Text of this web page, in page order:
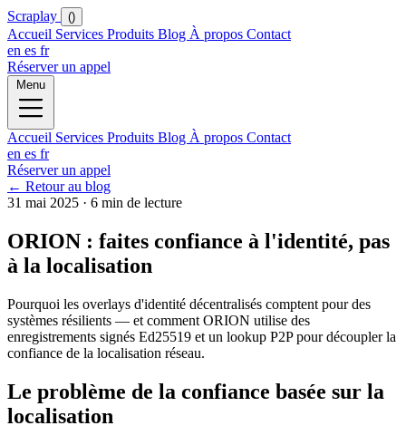
Scraplay ()
Accueil Services Produits Blog À propos Contact
en es fr
Réserver un appel
Menu
Accueil Services Produits Blog À propos Contact
en es fr
Réserver un appel
← Retour au blog
31 mai 2025 · 6 min de lecture
ORION : faites confiance à l'identité, pas
à la localisation
Pourquoi les overlays d'identité décentralisés comptent pour des
systèmes résilients — et comment ORION utilise des
enregistrements signés Ed25519 et un lookup P2P pour découpler la
confiance de la localisation réseau.
Le problème de la confiance basée sur la
localisation